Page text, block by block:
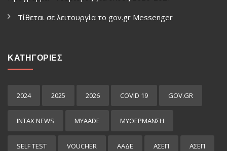
Τίθεται σε λειτουργία το gov.gr Μessenger
ΚΑΤΗΓΟΡΙΕΣ
2024 2025 2026 COVID 19 GOV.GR
INTAX NEWS MYAADE MYΘΈΡΜΑΝΣΗ
SELF TEST VOUCHER ΑΑΔΕ ΑΣΕΠ ΑΣΕΠ